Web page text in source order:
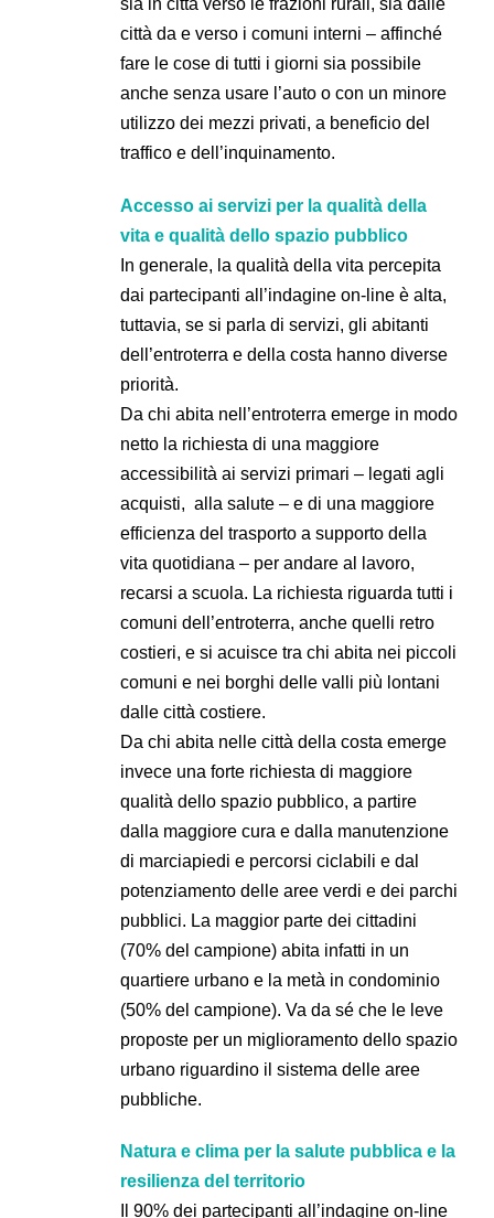
sia in città verso le frazioni rurali, sia dalle
città da e verso i comuni interni – affinché
fare le cose di tutti i giorni sia possibile
anche senza usare l’auto o con un minore
utilizzo dei mezzi privati, a beneficio del
traffico e dell’inquinamento.
Accesso ai servizi per la qualità della
vita e qualità dello spazio pubblico
In generale, la qualità della vita percepita
dai partecipanti all’indagine on-line è alta,
tuttavia, se si parla di servizi, gli abitanti
dell’entroterra e della costa hanno diverse
priorità.
Da chi abita nell’entroterra emerge in modo
netto la richiesta di una maggiore
accessibilità ai servizi primari – legati agli
acquisti, alla salute – e di una maggiore
efficienza del trasporto a supporto della
vita quotidiana – per andare al lavoro,
recarsi a scuola. La richiesta riguarda tutti i
comuni dell’entroterra, anche quelli retro
costieri, e si acuisce tra chi abita nei piccoli
comuni e nei borghi delle valli più lontani
dalle città costiere.
Da chi abita nelle città della costa emerge
invece una forte richiesta di maggiore
qualità dello spazio pubblico, a partire
dalla maggiore cura e dalla manutenzione
di marciapiedi e percorsi ciclabili e dal
potenziamento delle aree verdi e dei parchi
pubblici. La maggior parte dei cittadini
(70% del campione) abita infatti in un
quartiere urbano e la metà in condominio
(50% del campione). Va da sé che le leve
proposte per un miglioramento dello spazio
urbano riguardino il sistema delle aree
pubbliche.
Natura e clima per la salute pubblica e la
resilienza del territorio
Il 90% dei partecipanti all’indagine on-line